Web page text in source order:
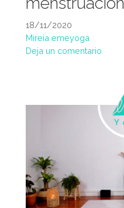
18/11/2020
Mireia emeyoga
Deja un comentario